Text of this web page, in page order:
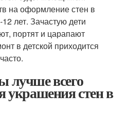
на оформление стен в
лет. Зачастую дети
портят и царапают
в детской приходится
лучше всего
украшения стен в